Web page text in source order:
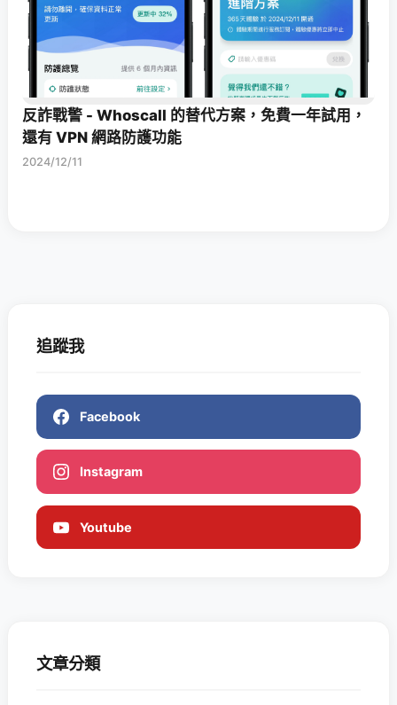
反詐戰警 - Whoscall 的替代方案，免費一年試用，
還有 VPN 網路防護功能
2024/12/11
追蹤我
Facebook
Instagram
Youtube
文章分類